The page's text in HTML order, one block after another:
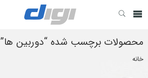
محصولات برچسب شده “دوربین ها”
خانه